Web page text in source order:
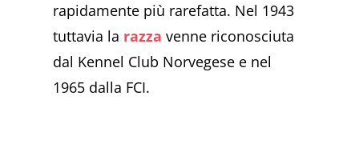
rapidamente più rarefatta. Nel 1943
tuttavia la razza venne riconosciuta
dal Kennel Club Norvegese e nel
1965 dalla FCI.